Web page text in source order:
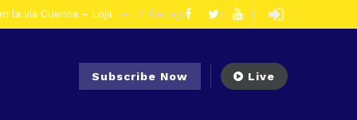
la vía Cuenca – Loja 2 días ago
3 días ago
por presunto tráfico de droga 6 días ago
Subscribe Now Live